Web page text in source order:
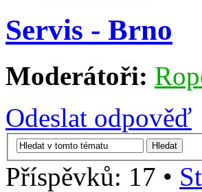
Servis - Brno
Moderátoři:
Odeslat odpověď
Příspěvků: 17 •